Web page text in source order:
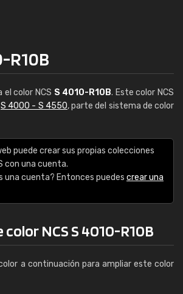
R10B
color NCS S 4010-R10B. Este color NCS
S 4000 - S 4550, parte del sistema de color
puede crear sus propias colecciones
con una cuenta.
una cuenta? Entonces puedes crear una
NCS S 4010-R10B
a continuación para ampliar este color